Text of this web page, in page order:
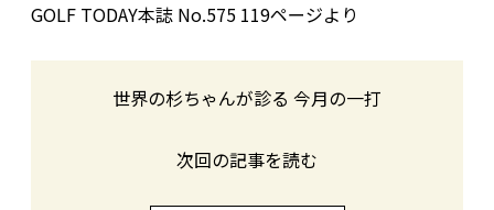
GOLF TODAY本誌 No.575 119ページより
世界の杉ちゃんが診る 今月の一打
次回の記事を読む